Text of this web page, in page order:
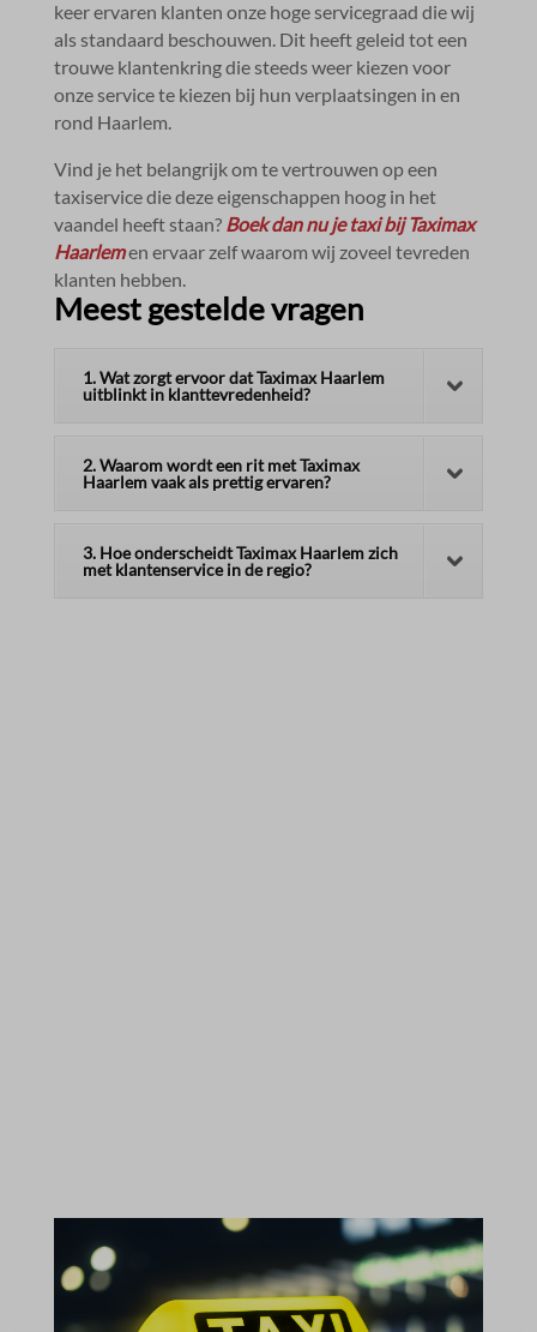
keer ervaren klanten onze hoge servicegraad die wij
als standaard beschouwen.​ Dit heeft geleid tot een
trouwe klantenkring die steeds weer kiezen voor
onze service te kiezen bij hun verplaatsingen in en
rond Haarlem.​
Vind je het belangrijk om te vertrouwen op een
taxiservice die deze eigenschappen hoog in het
vaandel heeft staan? Boek dan nu je taxi bij Taximax
Haarlemen ervaar zelf waarom wij zoveel tevreden
klanten hebben.​
Meest gestelde vragen
1. Wat zorgt ervoor dat Taximax Haarlem
uitblinkt in klanttevredenheid?
2. Waarom wordt een rit met Taximax
Haarlem vaak als prettig ervaren?
3. Hoe onderscheidt Taximax Haarlem zich
met klantenservice in de regio?